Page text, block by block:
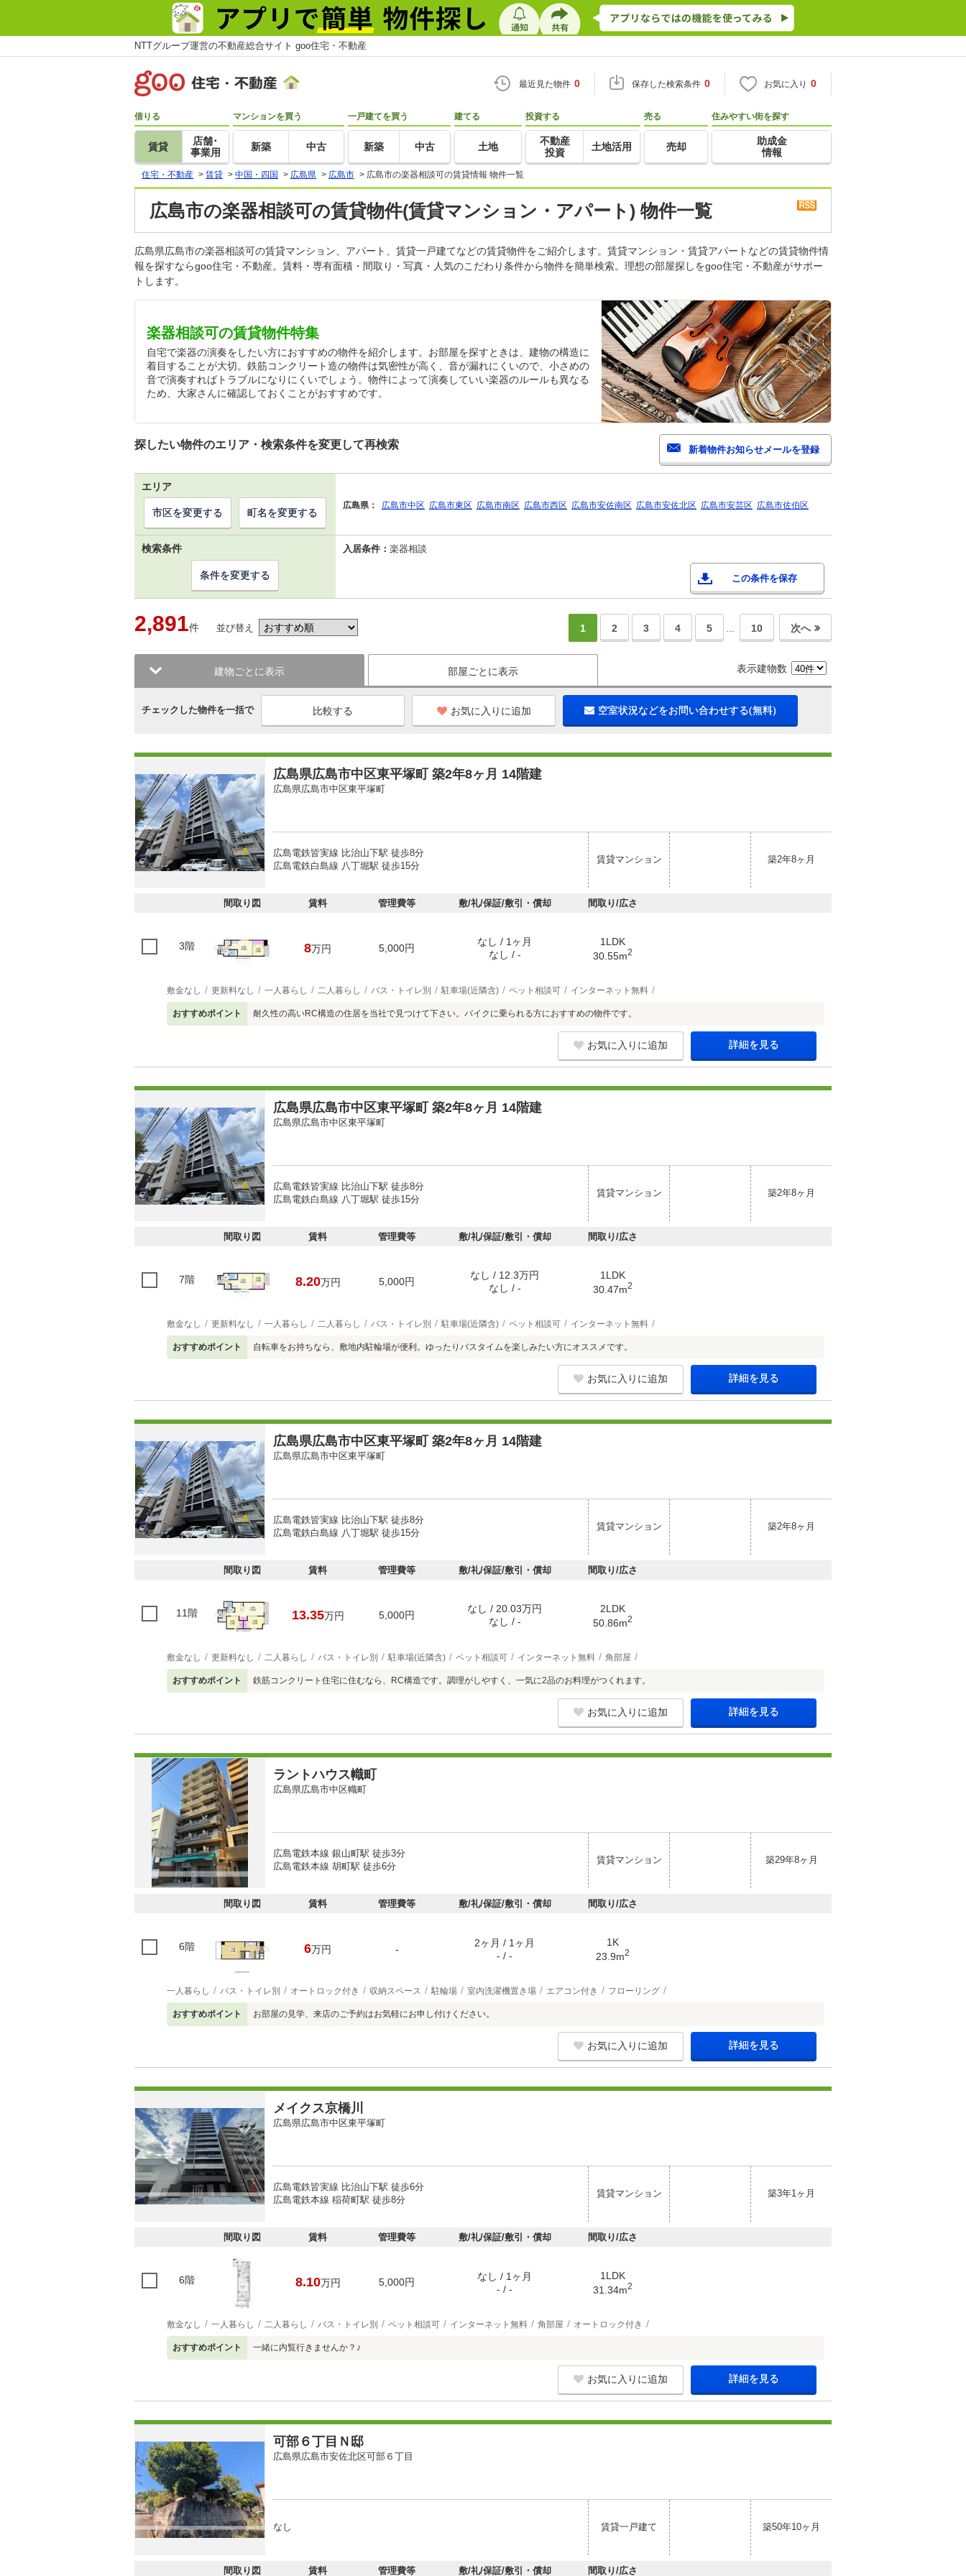
NTTグループ運営の不動産総合サイト goo住宅・不動産
最近見た物件 0 保存した検索条件 0 お気に入り 0
借りる
賃貸
店舗･
事業用
マンションを買う
新築 中古
一戸建てを買う
新築 中古
建てる
土地
投資する
不動産
投資
土地活用
売る
売却
住みやすい街を探す
助成金
情報
住宅・不動産 > 賃貸 > 中国・四国 > 広島県 > 広島市 > 広島市の楽器相談可の賃貸情報 物件一覧
広島市の楽器相談可の賃貸物件(賃貸マンション・アパート) 物件一覧
広島県広島市の楽器相談可の賃貸マンション、アパート、賃貸一戸建てなどの賃貸物件をご紹介します。賃貸マンション・賃貸アパートなどの賃貸物件情
報を探すならgoo住宅・不動産。賃料・専有面積・間取り・写真・人気のこだわり条件から物件を簡単検索。理想の部屋探しをgoo住宅・不動産がサポー
トします。
楽器相談可の賃貸物件特集
自宅で楽器の演奏をしたい方におすすめの物件を紹介します。お部屋を探すときは、建物の構造に
着目することが大切。鉄筋コンクリート造の物件は気密性が高く、音が漏れにくいので、小さめの
音で演奏すればトラブルになりにくいでしょう。物件によって演奏していい楽器のルールも異なる
ため、大家さんに確認しておくことがおすすめです。
探したい物件のエリア・検索条件を変更して再検索
エリア
広島県： 広島市中区 広島市東区 広島市南区 広島市西区 広島市安佐南区 広島市安佐北区 広島市安芸区 広島市佐伯区
市区を変更する 町名を変更する
検索条件 入居条件： 楽器相談
この条件を保存
条件を変更する
2,891件 並び替え 1 2 3 4 5 … 10 次へ
建物ごとに表示 部屋ごとに表示 表示建物数
チェックした物件を一括で お気に入りに追加 空室状況などをお問い合わせする(無料)
広島県広島市中区東平塚町 築2年8ヶ月 14階建
広島県広島市中区東平塚町
広島電鉄皆実線 比治山下駅 徒歩8分
広島電鉄白島線 八丁堀駅 徒歩15分
賃貸マンション 築2年8ヶ月
間取り図 賃料 管理費等 敷/礼/保証/敷引・償却 間取り/広さ
3階 8万円 5,000円
なし / 1ヶ月
なし / -
1LDK
30.55m2
敷金なし 更新料なし 一人暮らし 二人暮らし バス・トイレ別 駐車場(近隣含) ペット相談可 インターネット無料
おすすめポイント 耐久性の高いRC構造の住居を当社で見つけて下さい。バイクに乗られる方におすすめの物件です。
お気に入りに追加 詳細を見る
広島県広島市中区東平塚町 築2年8ヶ月 14階建
広島県広島市中区東平塚町
広島電鉄皆実線 比治山下駅 徒歩8分
広島電鉄白島線 八丁堀駅 徒歩15分
賃貸マンション 築2年8ヶ月
間取り図 賃料 管理費等 敷/礼/保証/敷引・償却 間取り/広さ
7階 8.20万円 5,000円
なし / 12.3万円
なし / -
1LDK
30.47m2
敷金なし 更新料なし 一人暮らし 二人暮らし バス・トイレ別 駐車場(近隣含) ペット相談可 インターネット無料
おすすめポイント 自転車をお持ちなら、敷地内駐輪場が便利。ゆったりバスタイムを楽しみたい方にオススメです。
お気に入りに追加 詳細を見る
広島県広島市中区東平塚町 築2年8ヶ月 14階建
広島県広島市中区東平塚町
広島電鉄皆実線 比治山下駅 徒歩8分
広島電鉄白島線 八丁堀駅 徒歩15分
賃貸マンション 築2年8ヶ月
間取り図 賃料 管理費等 敷/礼/保証/敷引・償却 間取り/広さ
11階 13.35万円 5,000円
なし / 20.03万円
なし / -
2LDK
50.86m2
敷金なし 更新料なし 二人暮らし バス・トイレ別 駐車場(近隣含) ペット相談可 インターネット無料 角部屋
おすすめポイント 鉄筋コンクリート住宅に住むなら、RC構造です。調理がしやすく、一気に2品のお料理がつくれます。
お気に入りに追加 詳細を見る
ラントハウス幟町
広島県広島市中区幟町
広島電鉄本線 銀山町駅 徒歩3分
広島電鉄本線 胡町駅 徒歩6分
賃貸マンション 築29年8ヶ月
間取り図 賃料 管理費等 敷/礼/保証/敷引・償却 間取り/広さ
6階 6万円 -
2ヶ月 / 1ヶ月
- / -
1K
23.9m2
一人暮らし バス・トイレ別 オートロック付き 収納スペース 駐輪場 室内洗濯機置き場 エアコン付き フローリング
おすすめポイント お部屋の見学、来店のご予約はお気軽にお申し付けください。
お気に入りに追加 詳細を見る
メイクス京橋川
広島県広島市中区東平塚町
広島電鉄皆実線 比治山下駅 徒歩6分
広島電鉄本線 稲荷町駅 徒歩8分
賃貸マンション 築3年1ヶ月
間取り図 賃料 管理費等 敷/礼/保証/敷引・償却 間取り/広さ
6階 8.10万円 5,000円
なし / 1ヶ月
- / -
1LDK
31.34m2
敷金なし 一人暮らし 二人暮らし バス・トイレ別 ペット相談可 インターネット無料 角部屋 オートロック付き
おすすめポイント 一緒に内覧行きませんか？♪
お気に入りに追加 詳細を見る
可部６丁目Ｎ邸
広島県広島市安佐北区可部６丁目
なし 賃貸一戸建て 築50年10ヶ月
間取り図 賃料 管理費等 敷/礼/保証/敷引・償却 間取り/広さ